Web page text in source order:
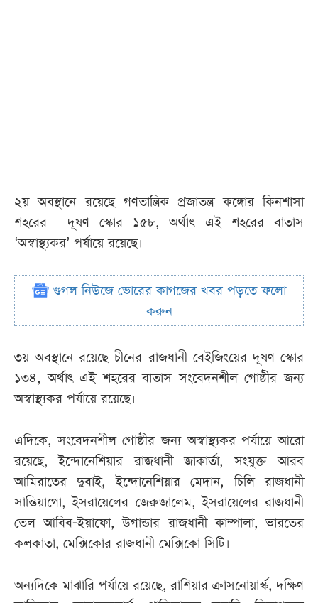
২য় অবস্থানে রয়েছে গণতান্ত্রিক প্রজাতন্ত্র কঙ্গোর কিনশাসা
শহরের দূষণ স্কোর ১৫৮, অর্থাৎ এই শহরের বাতাস
‘অস্বাস্থ্যকর’ পর্যায়ে রয়েছে।
গুগল নিউজে ভোরের কাগজের খবর পড়তে ফলো
করুন
৩য় অবস্থানে রয়েছে চীনের রাজধানী বেইজিংয়ের দূষণ স্কোর
১৩৪, অর্থাৎ এই শহরের বাতাস সংবেদনশীল গোষ্ঠীর জন্য
অস্বাস্থ্যকর পর্যায়ে রয়েছে।
এদিকে, সংবেদনশীল গোষ্ঠীর জন্য অস্বাস্থ্যকর পর্যায়ে আরো
রয়েছে, ইন্দোনেশিয়ার রাজধানী জাকার্তা, সংযুক্ত আরব
আমিরাতের দুবাই, ইন্দোনেশিয়ার মেদান, চিলি রাজধানী
সান্তিয়াগো, ইসরায়েলের জেরুজালেম, ইসরায়েলের রাজধানী
তেল আবিব-ইয়াফো, উগান্ডার রাজধানী কাম্পালা, ভারতের
কলকাতা, মেক্সিকোর রাজধানী মেক্সিকো সিটি।
অন্যদিকে মাঝারি পর্যায়ে রয়েছে, রাশিয়ার ক্রাসনোয়ার্স্ক, দক্ষিণ